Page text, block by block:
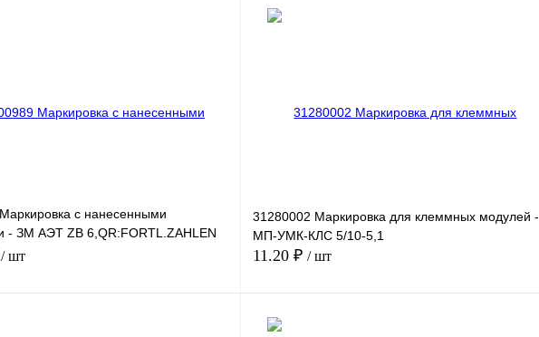
с нанесенными
- ЗМ АЭТ ZB 6,QR:FORTL.ZAHLEN
/ шт
31280002 Маркировка для клеммных модулей -
МП-УМК-КЛС 5/10-5,1
11.20 ₽ / шт